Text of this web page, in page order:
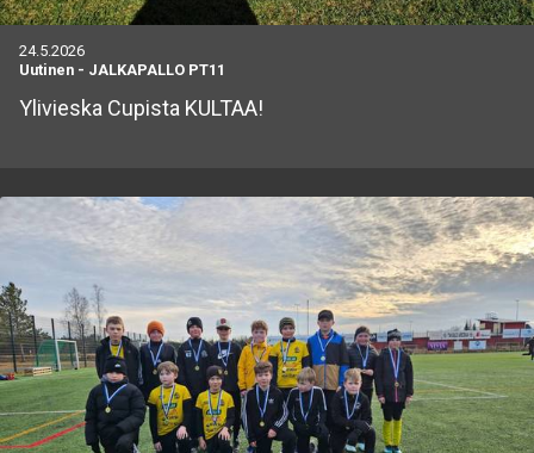
24.5.2026
Uutinen - JALKAPALLO PT11
Ylivieska Cupista KULTAA!